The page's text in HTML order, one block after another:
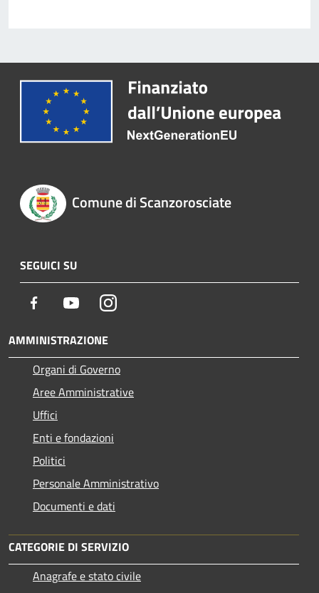
Comune di Scanzorosciate
SEGUICI SU
Facebook YoutubeInstagram
AMMINISTRAZIONE
Organi di Governo
Aree Amministrative
Uffici
Enti e fondazioni
Politici
Personale Amministrativo
Documenti e dati
CATEGORIE DI SERVIZIO
Anagrafe e stato civile